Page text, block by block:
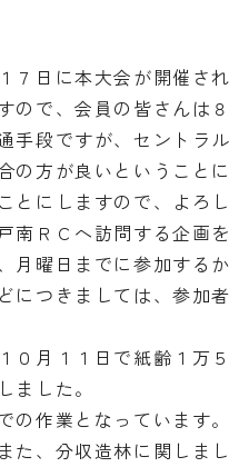
７日に本大会が開催さ
ので、会員の皆さんは
手段ですが、セントラ
の方が良いということ
とにしますので、よろ
南ＲＣへ訪問する企画
月曜日までに参加する
につきましては、参加
０月１１日で紙齢１万
ました。
の作業となっています
た、分収造林に関しま